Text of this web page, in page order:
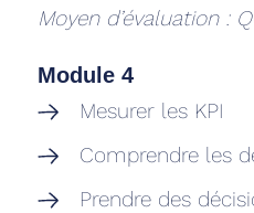
Moyen d’évaluation :
Module 4
Mesurer les KPI
Comprendre les
Prendre des